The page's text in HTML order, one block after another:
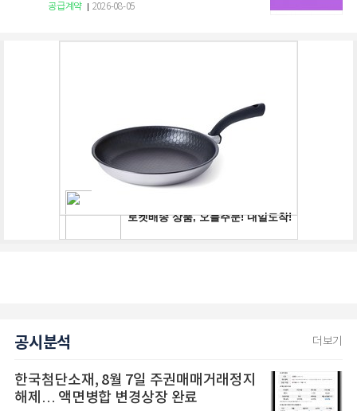
공급계약 2026-08-05
공시분석 더보기
한국첨단소재, 8월 7일 주권매매거래정지
해제… 액면병합 변경상장 완료